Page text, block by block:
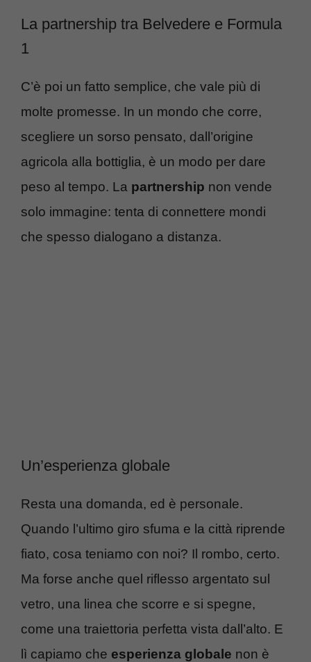
La partnership tra Belvedere e Formula
1
C’è poi un fatto semplice, che vale più di
molte promesse. In un mondo che corre,
scegliere un sorso pensato, dall’origine
agricola alla bottiglia, è un modo per dare
peso al tempo. La partnership non vende
solo immagine: tenta di connettere mondi
che spesso dialogano a distanza.
Un’esperienza globale
Resta una domanda, ed è personale.
Quando l’ultimo giro sfuma e la città riprende
fiato, cosa teniamo con noi? Il rombo, certo.
Ma forse anche quel riflesso argentato sul
vetro, una linea che scorre e si spegne,
come una traiettoria perfetta vista dall’alto. E
lì capiamo che esperienza globale non è